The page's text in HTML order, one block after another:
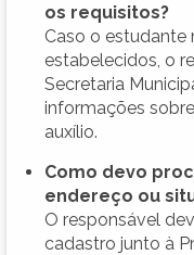
os requisitos?
Caso o estudante
estabelecidos, o
Secretaria
informações
auxílio.
Como devo
endereço ou
O responsável
cadastro junto à